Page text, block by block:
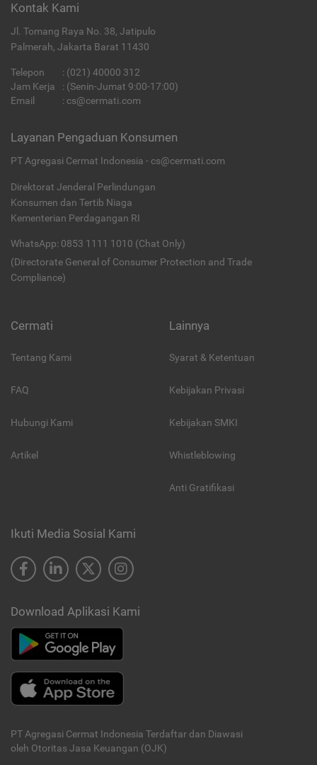
Kontak Kami
Jl. Tomang Raya No. 38, Jatipulo
Palmerah, Jakarta Barat 11430
Telepon : (021) 40000 312
Jam Kerja
: (Senin-Jumat 9:00-17:00)
Email
: cs@cermati.com
Layanan Pengaduan Konsumen
PT Agregasi Cermat Indonesia - cs@cermati.com
Direktorat Jenderal Perlindungan
Konsumen dan Tertib Niaga
Kementerian Perdagangan RI
WhatsApp: 0853 1111 1010 (Chat Only)
(Directorate General of Consumer Protection and Trade
Compliance)
Cermati
Tentang Kami
FAQ
Hubungi Kami
Artikel
Lainnya
Syarat & Ketentuan
Kebijakan Privasi
Kebijakan SMKI
Whistleblowing
Anti Gratifikasi
Ikuti Media Sosial Kami
Download Aplikasi Kami
PT Agregasi Cermat Indonesia Terdaftar dan Diawasi
oleh Otoritas Jasa Keuangan (OJK)